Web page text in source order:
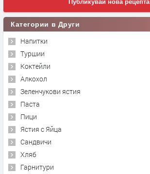
Публикувай нова рецепта
Категории в Други
Напитки
Туршии
Коктейли
Алкохол
Зеленчукови ястия
Паста
Пици
Ястия с Яйца
Сандвичи
Хляб
Гарнитури